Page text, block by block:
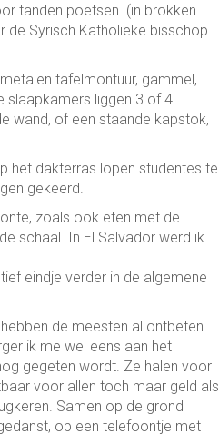
tanden poetsen. (in brokken
de Syrisch Katholieke bisschop
tafelmontuur, gammel,
slaapkamers liggen 3 of 4
wand, of een staande kapstok,
het dakterras lopen studentes te
gekeerd.
zoals ook eten met de
schaal. In El Salvador werd ik
eindje verder in de algemene
de meesten al ontbeten
ik me wel eens aan het
gegeten wordt. Ze halen voor
voor allen toch maar geld als
Samen op de grond
op een telefoontje met